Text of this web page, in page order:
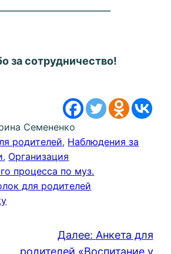
за сотрудничество!
Семененко
родителей, Наблюдения за
, Организация
процесса по муз.
для родителей
Далее: Анкета для